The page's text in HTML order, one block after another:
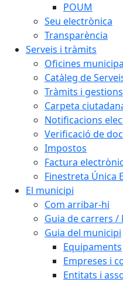
POUM
Seu electrònica
Transparència
Serveis i tràmits
Oficines
Catàleg de
Tràmits i gestions
Carpeta
Notificacions
Verificació de
Impostos
Factura
Finestreta Única
El municipi
Com arribar-hi
Guia de carrers /
Guia del municipi
Equipaments
Empreses i
Entitats i